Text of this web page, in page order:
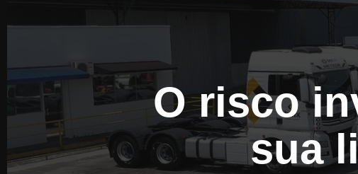
O risco
sua